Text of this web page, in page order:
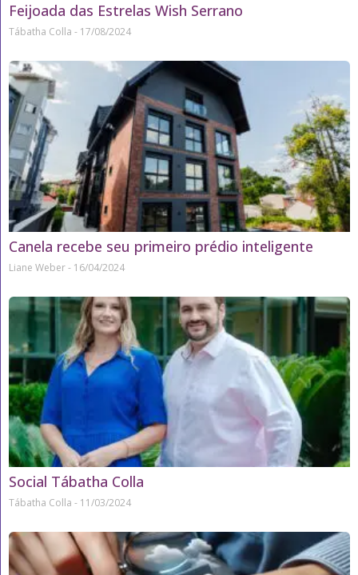
Feijoada das Estrelas Wish Serrano
Tábatha Colla 17/08/2024
Canela recebe seu primeiro prédio inteligente
Liane Weber 16/04/2024
Social Tábatha Colla
Tábatha Colla 11/03/2024